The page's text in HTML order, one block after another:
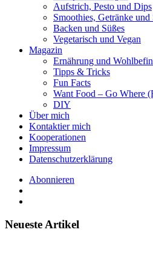
Aufstrich, Pesto und Dips
Smoothies, Getränke und
Backen und Süßes
Vegetarisch und Vegan
Magazin
Ernährung und
Tipps & Tricks
Fun Facts
Want Food – Go Where
DIY
Über mich
Kontaktier mich
Kooperationen
Impressum
Datenschutzerklärung
Abonnieren
Neueste Artikel